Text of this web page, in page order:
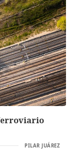
PILAR JUÁREZ